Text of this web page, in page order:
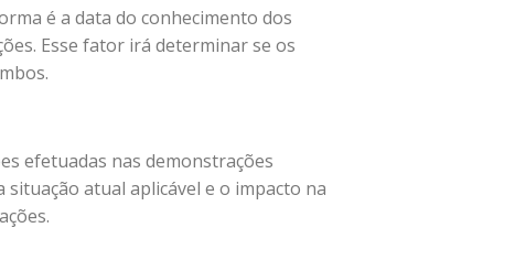
é a data do conhecimento dos
Esse fator irá determinar se os
efetuadas nas demonstrações
atual aplicável e o impacto na